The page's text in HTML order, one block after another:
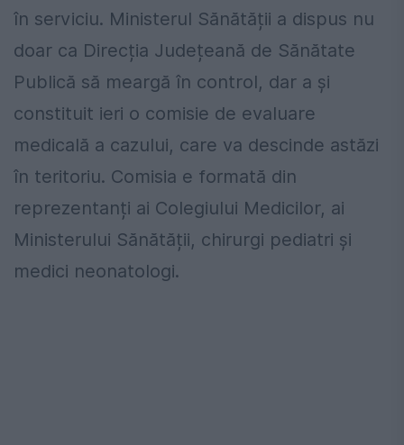
în serviciu. Ministerul Sănătății a dispus nu
doar ca Direcția Județeană de Sănătate
Publică să meargă în control, dar a și
constituit ieri o comisie de evaluare
medicală a cazului, care va descinde astăzi
în teritoriu. Comisia e formată din
reprezentanți ai Colegiului Medicilor, ai
Ministerului Sănătății, chirurgi pediatri și
medici neonatologi.